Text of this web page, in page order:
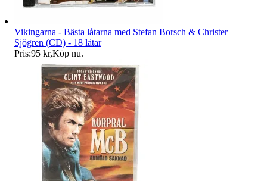
Vikingarna - Bästa låtarna med Stefan Borsch & Christer
Sjögren (CD) - 18 låtar
Pris:95 kr,Köp nu.